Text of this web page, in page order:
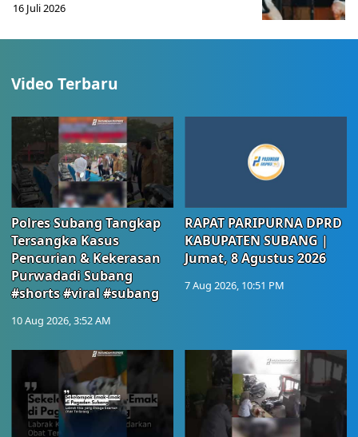
16 Juli 2026
Video Terbaru
Polres Subang Tangkap
Tersangka Kasus
Pencurian & Kekerasan
Purwadadi Subang
#shorts #viral #subang
10 Aug 2026, 3:52 AM
RAPAT PARIPURNA DPRD
KABUPATEN SUBANG |
Jumat, 8 Agustus 2026
7 Aug 2026, 10:51 PM